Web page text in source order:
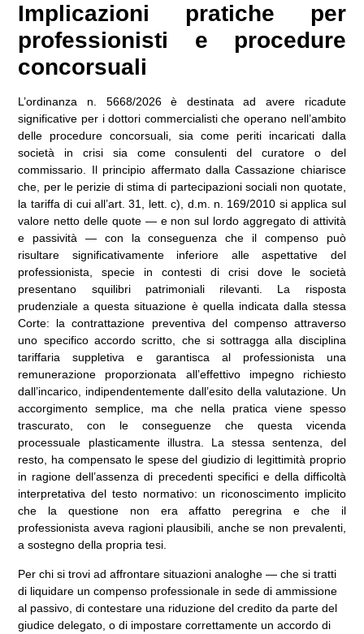
Implicazioni pratiche per
professionisti e procedure
concorsuali
L’ordinanza n. 5668/2026 è destinata ad avere ricadute
significative per i dottori commercialisti che operano nell’ambito
delle procedure concorsuali, sia come periti incaricati dalla
società in crisi sia come consulenti del curatore o del
commissario. Il principio affermato dalla Cassazione chiarisce
che, per le perizie di stima di partecipazioni sociali non quotate,
la tariffa di cui all’art. 31, lett. c), d.m. n. 169/2010 si applica sul
valore netto delle quote — e non sul lordo aggregato di attività
e passività — con la conseguenza che il compenso può
risultare significativamente inferiore alle aspettative del
professionista, specie in contesti di crisi dove le società
presentano squilibri patrimoniali rilevanti. La risposta
prudenziale a questa situazione è quella indicata dalla stessa
Corte: la contrattazione preventiva del compenso attraverso
uno specifico accordo scritto, che si sottragga alla disciplina
tariffaria suppletiva e garantisca al professionista una
remunerazione proporzionata all’effettivo impegno richiesto
dall’incarico, indipendentemente dall’esito della valutazione. Un
accorgimento semplice, ma che nella pratica viene spesso
trascurato, con le conseguenze che questa vicenda
processuale plasticamente illustra. La stessa sentenza, del
resto, ha compensato le spese del giudizio di legittimità proprio
in ragione dell’assenza di precedenti specifici e della difficoltà
interpretativa del testo normativo: un riconoscimento implicito
che la questione non era affatto peregrina e che il
professionista aveva ragioni plausibili, anche se non prevalenti,
a sostegno della propria tesi.
Per chi si trovi ad affrontare situazioni analoghe — che si tratti
di liquidare un compenso professionale in sede di ammissione
al passivo, di contestare una riduzione del credito da parte del
giudice delegato, o di impostare correttamente un accordo di